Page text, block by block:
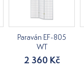
Paraván EF-805
WT
2 360 Kč